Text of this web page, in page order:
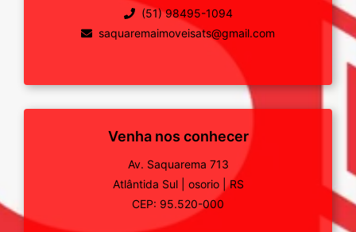
(51) 98495-1094
saquaremaimoveisats@gmail.com
Venha nos conhecer
Av. Saquarema 713
Atlântida Sul
osorio
RS
CEP: 95.520-000